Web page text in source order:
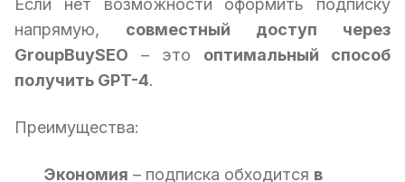
Если нет возможности оформить подписку
напрямую, совместный доступ через
GroupBuySEO – это оптимальный способ
получить GPT-4.
Преимущества:
Экономия – подписка обходится в